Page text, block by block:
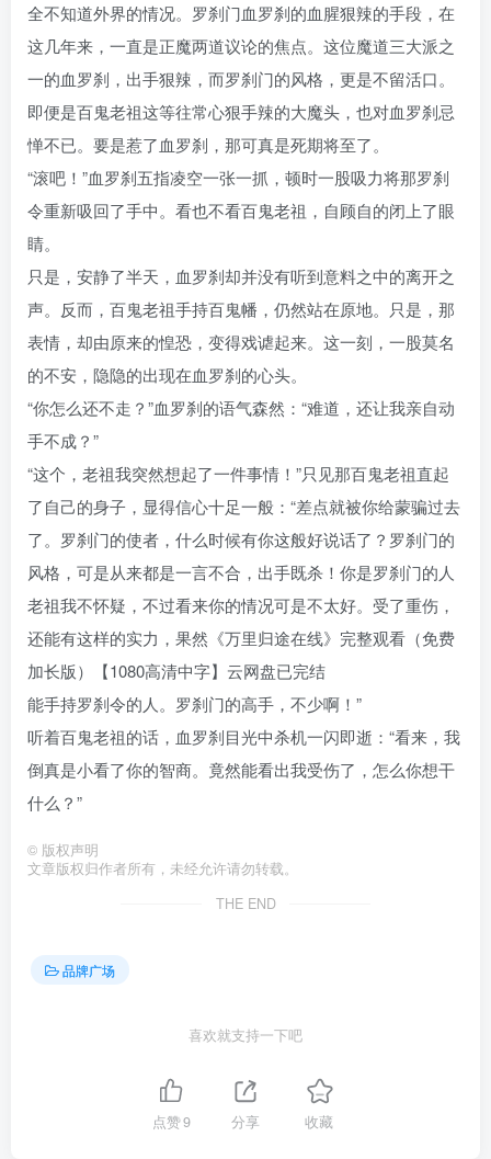
全不知道外界的情况。罗刹门血罗刹的血腥狠辣的手段，在
这几年来，一直是正魔两道议论的焦点。这位魔道三大派之
一的血罗刹，出手狠辣，而罗刹门的风格，更是不留活口。
即便是百鬼老祖这等往常心狠手辣的大魔头，也对血罗刹忌
惮不已。要是惹了血罗刹，那可真是死期将至了。
“滚吧！”血罗刹五指凌空一张一抓，顿时一股吸力将那罗刹
令重新吸回了手中。看也不看百鬼老祖，自顾自的闭上了眼
睛。
只是，安静了半天，血罗刹却并没有听到意料之中的离开之
声。反而，百鬼老祖手持百鬼幡，仍然站在原地。只是，那
表情，却由原来的惶恐，变得戏谑起来。这一刻，一股莫名
的不安，隐隐的出现在血罗刹的心头。
“你怎么还不走？”血罗刹的语气森然：“难道，还让我亲自动
手不成？”
“这个，老祖我突然想起了一件事情！”只见那百鬼老祖直起
了自己的身子，显得信心十足一般：“差点就被你给蒙骗过去
了。罗刹门的使者，什么时候有你这般好说话了？罗刹门的
风格，可是从来都是一言不合，出手既杀！你是罗刹门的人
老祖我不怀疑，不过看来你的情况可是不太好。受了重伤，
还能有这样的实力，果然《万里归途在线》完整观看（免费
加长版）【1080高清中字】云网盘已完结
能手持罗刹令的人。罗刹门的高手，不少啊！”
听着百鬼老祖的话，血罗刹目光中杀机一闪即逝：“看来，我
倒真是小看了你的智商。竟然能看出我受伤了，怎么你想干
什么？”
© 版权声明
文章版权归作者所有，未经允许请勿转载。
THE END
品牌广场
喜欢就支持一下吧
点赞9 分享 收藏